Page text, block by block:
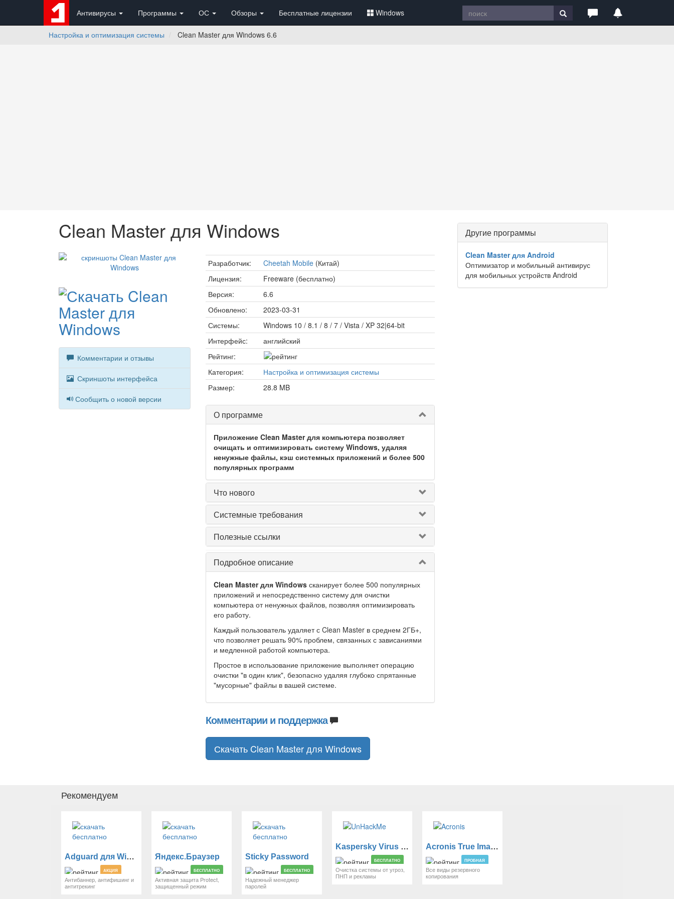
Антивирусы Программы ОС Обзоры Бесплатные лицензии Windows
Настройка и оптимизация системы Clean Master для Windows 6.6
Clean Master для Windows
Комментарии и отзывы
Скриншоты интерфейса
Сообщить о новой версии
Разработчик: Cheetah Mobile(Китай)
Лицензия:
Freeware (бесплатно)
Версия:
6.6
Обновлено:
2023-03-31
Системы:
Windows 10 / 8.1 / 8 / 7 / Vista / XP 32|64-bit
Интерфейс:
английский
Рейтинг:
Категория:
Настройка и оптимизация системы
Размер:
28.8 MB
О программе
Приложение Clean Master для компьютера позволяет
очищать и оптимизировать систему Windows, удаляя
ненужные файлы, кэш системных приложений и более 500
популярных программ
Что нового
Системные требования
Полезные ссылки
Подробное описание
Clean Master для Windowsсканирует более 500 популярных
приложений и непосредственно систему для очистки
компьютера от ненужных файлов, позволяя оптимизировать
его работу.
Каждый пользователь удаляет с Clean Master в среднем 2ГБ+,
что позволяет решать 90% проблем, связанных с зависаниями
и медленной работой компьютера.
Простое в использование приложение выполняет операцию
очистки "в один клик", безопасно удаляя глубоко спрятанные
"мусорные" файлы в вашей системе.
Комментарии и поддержка
Скачать Clean Master для Windows
Другие программы
Clean Master для Android
Оптимизатор и мобильный антивирус
для мобильных устройств Android
Рекомендуем
Adguard для Windows
АКЦИЯ
Антибаннер, антифишинг и
антитрекинг
Яндекс.Браузер
БЕСПЛАТНО
Активная защита Protect,
защищенный режим
Sticky Password
БЕСПЛАТНО
Надежный менеджер
паролей
Kaspersky Virus Removal Tool
БЕСПЛАТНО
Очистка системы от угроз,
ПНП и рекламы
Acronis True Image
ПРОБНАЯ
Все виды резервного
копирования